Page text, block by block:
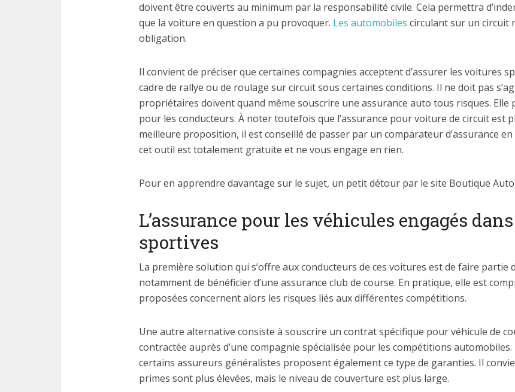
doivent être couverts au minimum par la responsabilité civile. Cela permettra
que la voiture en question a pu provoquer. Les automobiles circulant sur un circuit
obligation.
Il convient de préciser que certaines compagnies acceptent d’assurer les voitures
cadre de rallye ou de roulage sur circuit sous certaines conditions. Il ne doit pas
propriétaires doivent quand même souscrire une assurance auto tous risques.
pour les conducteurs. À noter toutefois que l’assurance pour voiture de circuit est
meilleure proposition, il est conseillé de passer par un comparateur d’assurance
cet outil est totalement gratuite et ne vous engage en rien.
Pour en apprendre davantage sur le sujet, un petit détour par le site Boutique
L’assurance pour les véhicules engagés
sportives
La première solution qui s’offre aux conducteurs de ces voitures est de faire partie
notamment de bénéficier d’une assurance club de course. En pratique, elle est
proposées concernent alors les risques liés aux différentes compétitions.
Une autre alternative consiste à souscrire un contrat spécifique pour véhicule de
contractée auprès d’une compagnie spécialisée pour les compétitions automobiles.
certains assureurs généralistes proposent également ce type de garanties. Il
primes sont plus élevées, mais le niveau de couverture est plus large.